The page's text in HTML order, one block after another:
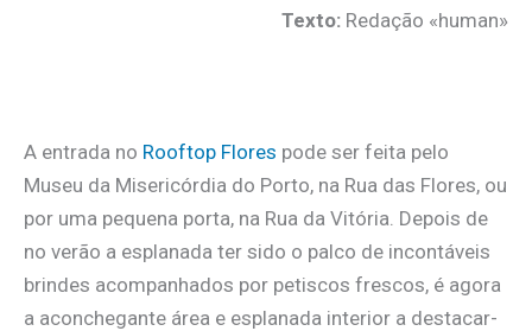
Texto: Redação «human»
A entrada no Rooftop Flores pode ser feita pelo
Museu da Misericórdia do Porto, na Rua das Flores, ou
por uma pequena porta, na Rua da Vitória. Depois de
no verão a esplanada ter sido o palco de incontáveis
brindes acompanhados por petiscos frescos, é agora
a aconchegante área e esplanada interior a destacar-